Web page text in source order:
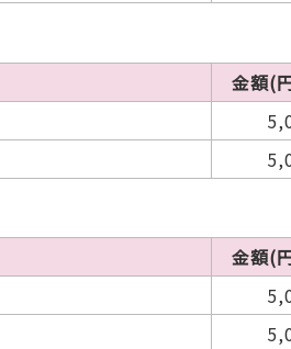
金額(
金額(